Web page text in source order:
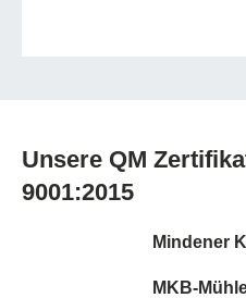
Unsere QM
9001:2015
Mindener
MKB-